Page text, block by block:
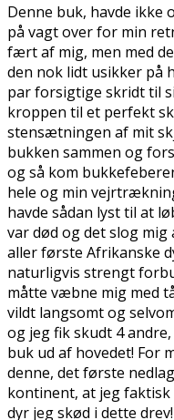
Denne buk, havde ikke
på vagt over for min
fært af mig, men med
den nok lidt usikker
par forsigtige skridt til
kroppen til et perfekt
stensætningen af mit
bukken sammen og
og så kom
hele og min
havde sådan lyst til at
var død og det slog
aller første Afrikanske
naturligvis strengt
måtte væbne mig med
vildt langsomt og
og jeg fik skudt 4
buk ud af hovedet! For
denne, det første
kontinent, at jeg
dyr jeg skød i dette